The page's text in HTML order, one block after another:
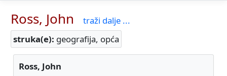
Ross, John
traži dalje ...
struka(e): geografija, opća
Ross, John